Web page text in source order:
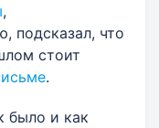
,
подсказал, что
стоит
.
было и как